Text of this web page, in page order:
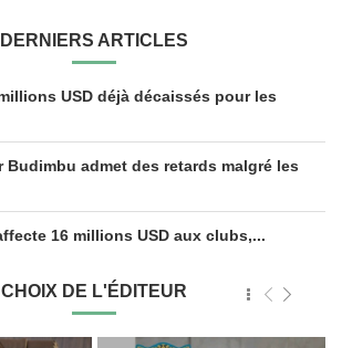
DERNIERS ARTICLES
USD déjà décaissés pour les
Budimbu admet des retards malgré les
16 millions USD aux clubs,...
CHOIX DE L'ÉDITEUR